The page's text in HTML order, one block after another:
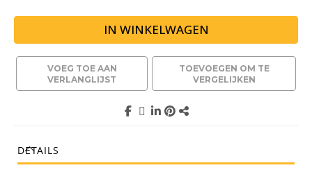
IN WINKELWAGEN
VOEG TOE AAN
VERLANGLIJST
TOEVOEGEN OM TE
VERGELIJKEN
DETAILS